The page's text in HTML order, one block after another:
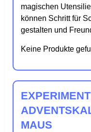
magischen
können Schritt für
gestalten und
Keine Produkte
MAUS